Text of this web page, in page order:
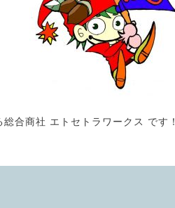
合商社 エトセトラワークス です！